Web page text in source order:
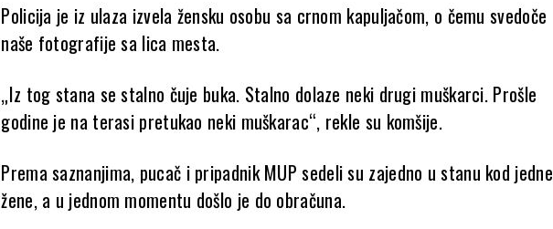
Policija je iz ulaza izvela žensku osobu sa crnom kapuljačom, o čemu svedoče
naše fotografije sa lica mesta.
„Iz tog stana se stalno čuje buka. Stalno dolaze neki drugi muškarci. Prošle
godine je na terasi pretukao neki muškarac“, rekle su komšije.
Prema saznanjima, pucač i pripadnik MUP sedeli su zajedno u stanu kod jedne
žene, a u jednom momentu došlo je do obračuna.